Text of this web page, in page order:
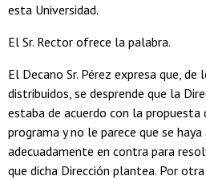
esta Universidad.
El Sr. Rector ofrece la palabra.
El Decano Sr. Pérez expresa que,
distribuidos, se desprende que la
estaba de acuerdo con la propuesta
programa y no le parece que se
adecuadamente en contra para
que dicha Dirección plantea. Por